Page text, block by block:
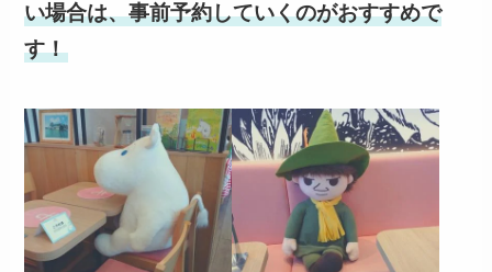
い場合は、事前予約していくのがおすすめで
す！